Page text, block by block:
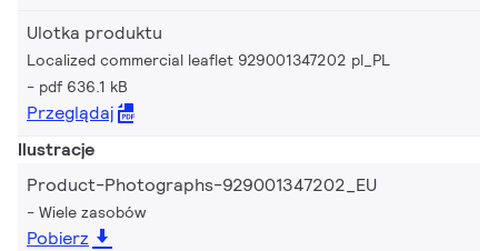
Ulotka produktu
Localized commercial leaflet 929001347202 pl_PL
pdf 636.1 kB
Przeglądaj
Ilustracje
Product-Photographs-929001347202_EU
Wiele zasobów
Pobierz